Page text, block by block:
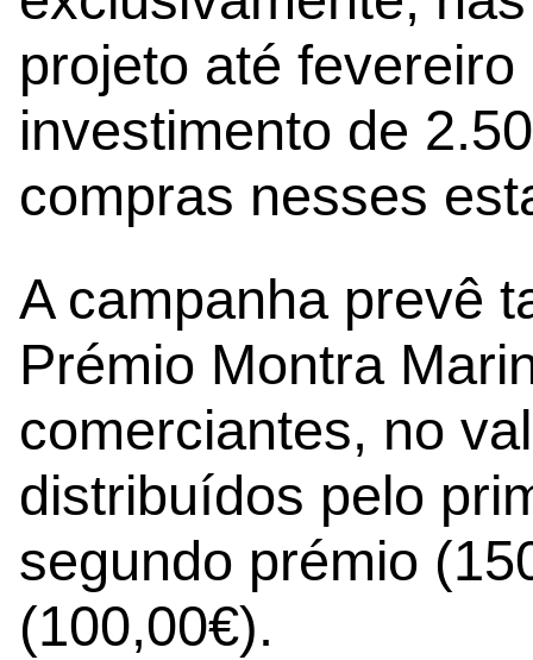
projeto até
investimento de
compras nesses
A campanha prevê
Prémio Montra
comerciantes, no
distribuídos pelo
segundo prémio
(100,00€).